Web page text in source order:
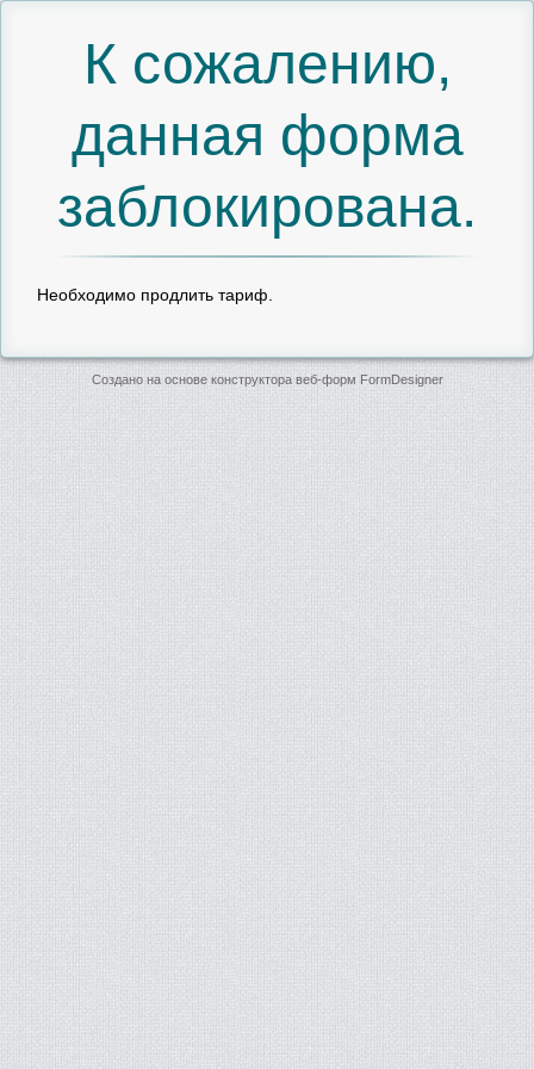
К сожалению,
данная форма
заблокирована.
Необходимо продлить тариф.
Создано на основе конструктора веб-форм FormDesigner